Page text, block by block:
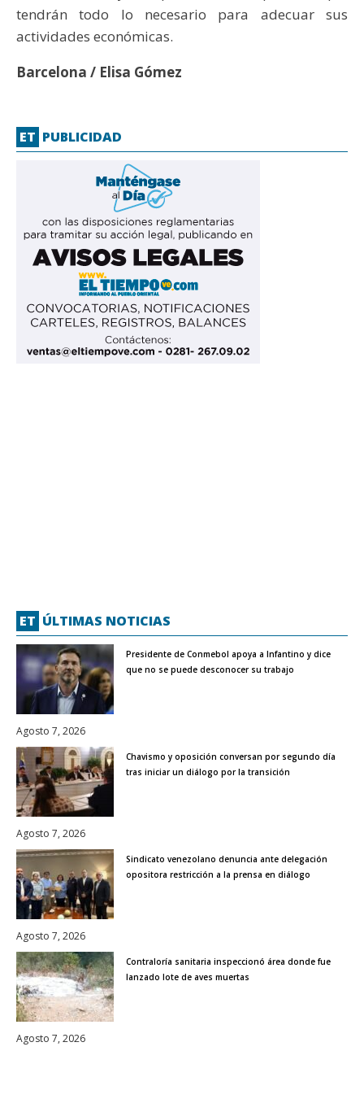
tendrán todo lo necesario para adecuar sus
actividades económicas.
Barcelona / Elisa Gómez
ET PUBLICIDAD
ET ÚLTIMAS NOTICIAS
Presidente de Conmebol apoya a Infantino y dice
que no se puede desconocer su trabajo
Agosto 7, 2026
Chavismo y oposición conversan por segundo día
tras iniciar un diálogo por la transición
Agosto 7, 2026
Sindicato venezolano denuncia ante delegación
opositora restricción a la prensa en diálogo
Agosto 7, 2026
Contraloría sanitaria inspeccionó área donde fue
lanzado lote de aves muertas
Agosto 7, 2026